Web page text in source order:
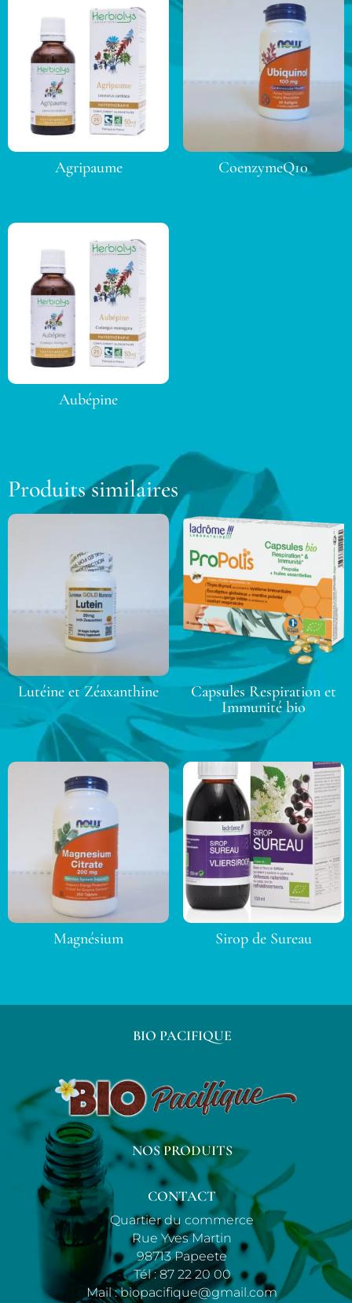
Agripaume CoenzymeQ10
Aubépine
Produits similaires
Lutéine et Zéaxanthine
Capsules Respiration et
Immunité bio
Magnésium Sirop de Sureau
BIO PACIFIQUE
NOS PRODUITS
CONTACT
Quartier du commerce
Rue Yves Martin
98713 Papeete
Tél :87 22 20 00
Mail :biopacifique@gmail.com